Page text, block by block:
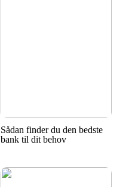
Sådan finder du den bedste
bank til dit behov